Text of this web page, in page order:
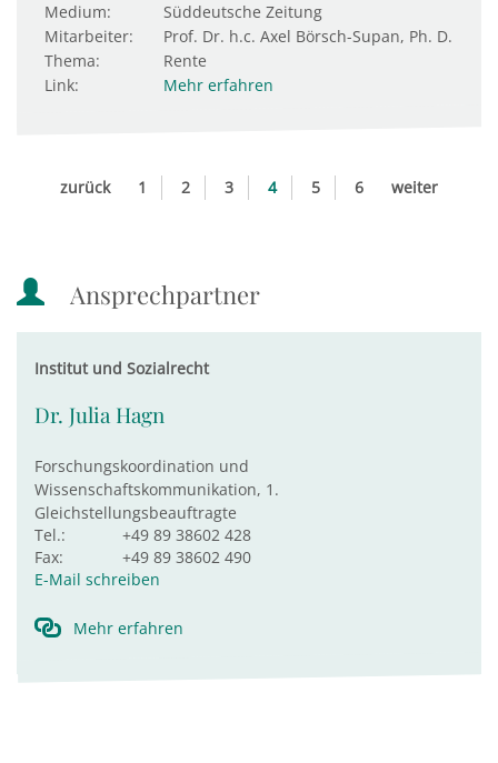
Medium:
Süddeutsche Zeitung
Mitarbeiter:
Prof. Dr. h.c. Axel Börsch-Supan, Ph. D.
Thema:
Rente
Link:
Mehr erfahren
zurück 1 2 3 4 5 6 weiter
Ansprechpartner
Institut und Sozialrecht
Dr. Julia Hagn
Forschungskoordination und
Wissenschaftskommunikation, 1.
Gleichstellungsbeauftragte
Tel.:
+49 89 38602 428
Fax:
+49 89 38602 490
E-Mail schreiben
Mehr erfahren